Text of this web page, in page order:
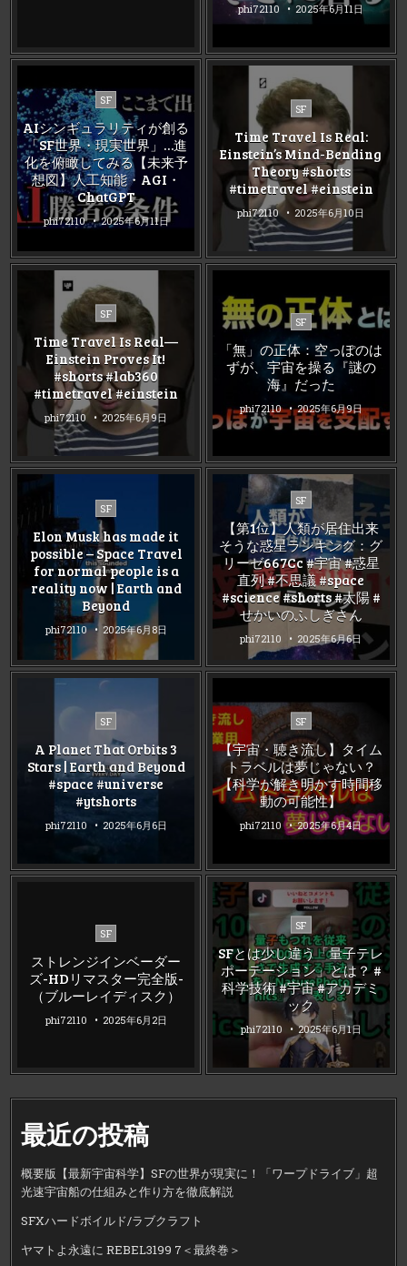
phi72110 2025年6月11日
Posted
in
SF
AIシンギュラリティが創る
「SF世界・現実世界」…進
化を俯瞰してみる【未来予
想図】人工知能・AGI・
ChatGPT
phi72110 2025年6月11日
Posted
in
SF
Time Travel Is Real:
Einstein’s Mind-Bending
Theory #shorts
#timetravel #einstein
phi72110 2025年6月10日
Posted
in
SF
Time Travel Is Real—
Einstein Proves It!
#shorts #lab360
#timetravel #einstein
phi72110 2025年6月9日
Posted
in
SF
「無」の正体：空っぽのは
ずが、宇宙を操る『謎の
海』だった
phi72110 2025年6月9日
Posted
in
SF
Elon Musk has made it
possible – Space Travel
for normal people is a
reality now | Earth and
Beyond
phi72110 2025年6月8日
Posted
in
SF
【第1位】人類が居住出来
そうな惑星ランキング：グ
リーゼ667Cc #宇宙 #惑星
直列 #不思議 #space
#science #shorts #太陽 #
せかいのふしぎさん
phi72110 2025年6月6日
Posted
SF
A Planet That Orbits 3
Stars | Earth and Beyond
#space #universe
#ytshorts
phi72110 2025年6月6日
Posted
in
SF
【宇宙・聴き流し】タイム
トラベルは夢じゃない？
【科学が解き明かす時間移
動の可能性】
phi72110 2025年6月4日
Posted
SF
ストレンジインベーダー
ズ-HDリマスター完全版-
（ブルーレイディスク）
phi72110 2025年6月2日
Posted
in
SF
SFとは少し違う「量子テレ
ポーテーション」とは？ #
科学技術 #宇宙 #アカデミ
ック
phi72110 2025年6月1日
最近の投稿
概要版【最新宇宙科学】SFの世界が現実に！「ワープドライブ」超
光速宇宙船の仕組みと作り方を徹底解説
SFXハードボイルド/ラブクラフト
ヤマトよ永遠に REBEL3199 7＜最終巻＞